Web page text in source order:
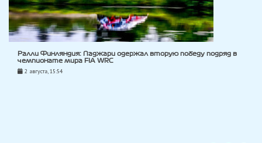
Ралли Финляндия: Паджари одержал вторую победу подряд в
чемпионате мира FIA WRC
2 августа, 15:54